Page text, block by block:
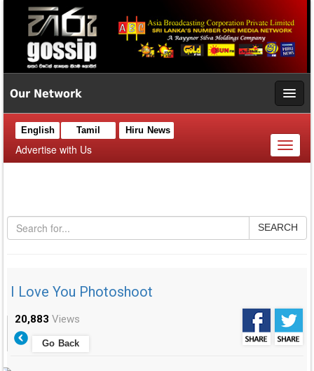
Our Network
English Tamil Hiru News
Advertise with Us
Toggle
SEARCH
I Love You Photoshoot
20,883 Views
Go Back